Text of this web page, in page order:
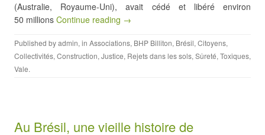
(Australie, Royaume-Uni), avait cédé et libéré environ
50 millions Continue reading →
Published byadmin, in Associations, BHP Billiton, Brésil, Citoyens,
Collectivités, Construction, Justice, Rejets dans les sols, Sûreté, Toxiques,
Vale.
Au Brésil, une vieille histoire de